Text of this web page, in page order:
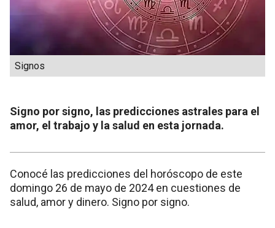
Signos
Signo por signo, las predicciones astrales para el
amor, el trabajo y la salud en esta jornada.
Conocé las predicciones del horóscopo de este
domingo 26 de mayo de 2024 en cuestiones de
salud, amor y dinero. Signo por signo.